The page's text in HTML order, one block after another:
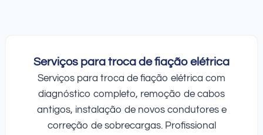
Serviços para troca de fiação elétrica
Serviços para troca de fiação elétrica com
diagnóstico completo, remoção de cabos
antigos, instalação de novos condutores e
correção de sobrecargas. Profissional